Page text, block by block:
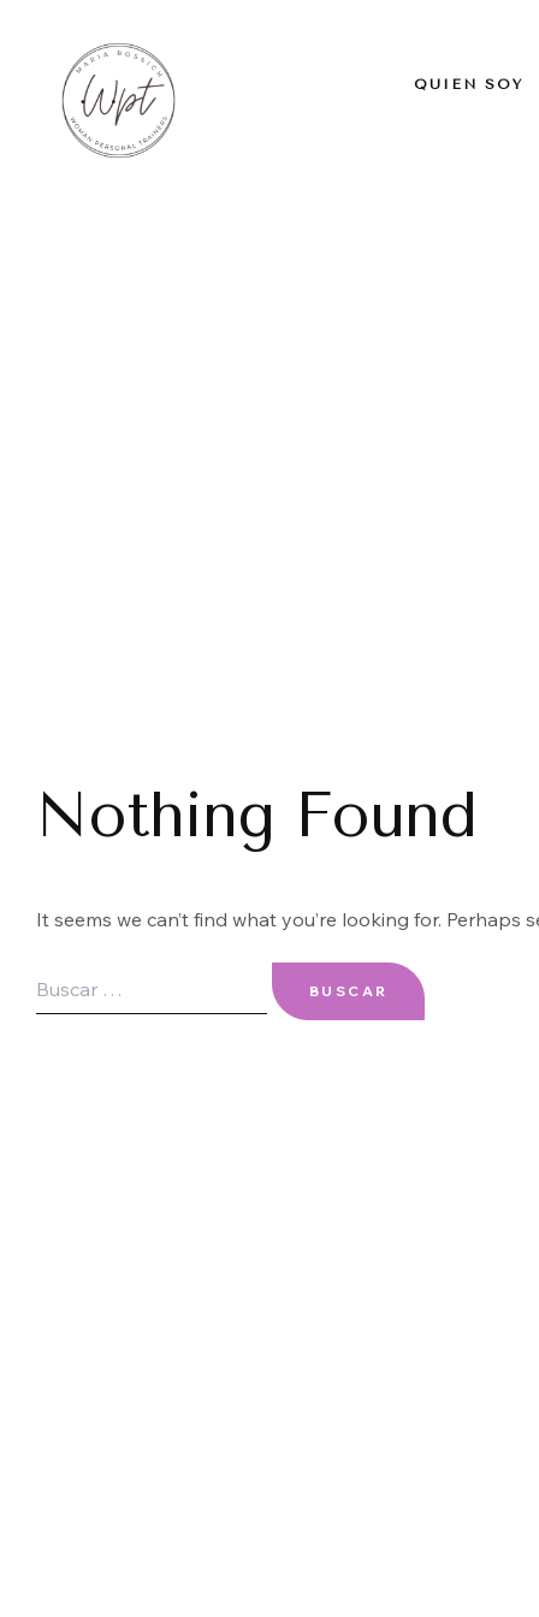
QUIÉN SOY
Nothing Found
It seems we can’t find what you’re looking for. Perhaps